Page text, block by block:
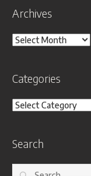
Archives
Archives
Categories
Categories
Search
Search